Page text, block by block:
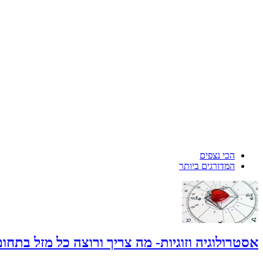
הכי נצפים
המדורגים ביותר
אסטרולוגיה וזוגיות- מה צריך ורוצה כל מזל